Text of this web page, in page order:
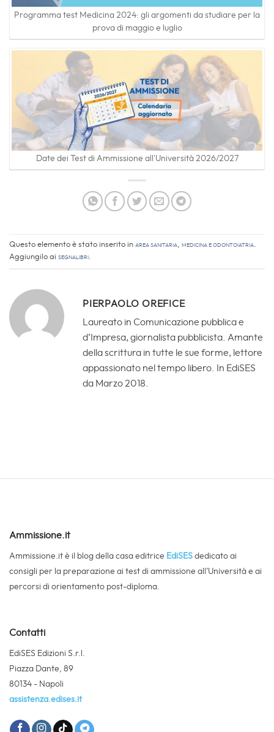
Programma test Medicina 2024: gli argomenti da studiare per la
prova di maggio e luglio
Date dei Test di Ammissione all'Università 2026/2027
Questo elemento è stato inserito in Area sanitaria, Medicina e Odontoiatria.
Aggiungilo ai segnalibri.
PIERPAOLO OREFICE
Laureato in Comunicazione pubblica e
d’Impresa, giornalista pubblicista. Amante
della scrittura in tutte le sue forme, lettore
appassionato nel tempo libero. In EdiSES
da Marzo 2018.
Ammissione.it
Ammissione.it è il blog della casa editrice EdiSES dedicato ai
consigli per la preparazione ai test di ammissione all’Università e ai
percorsi di orientamento post-diploma.
Contatti
EdiSES Edizioni S.r.l.
Piazza Dante, 89
80134 - Napoli
assistenza.edises.it